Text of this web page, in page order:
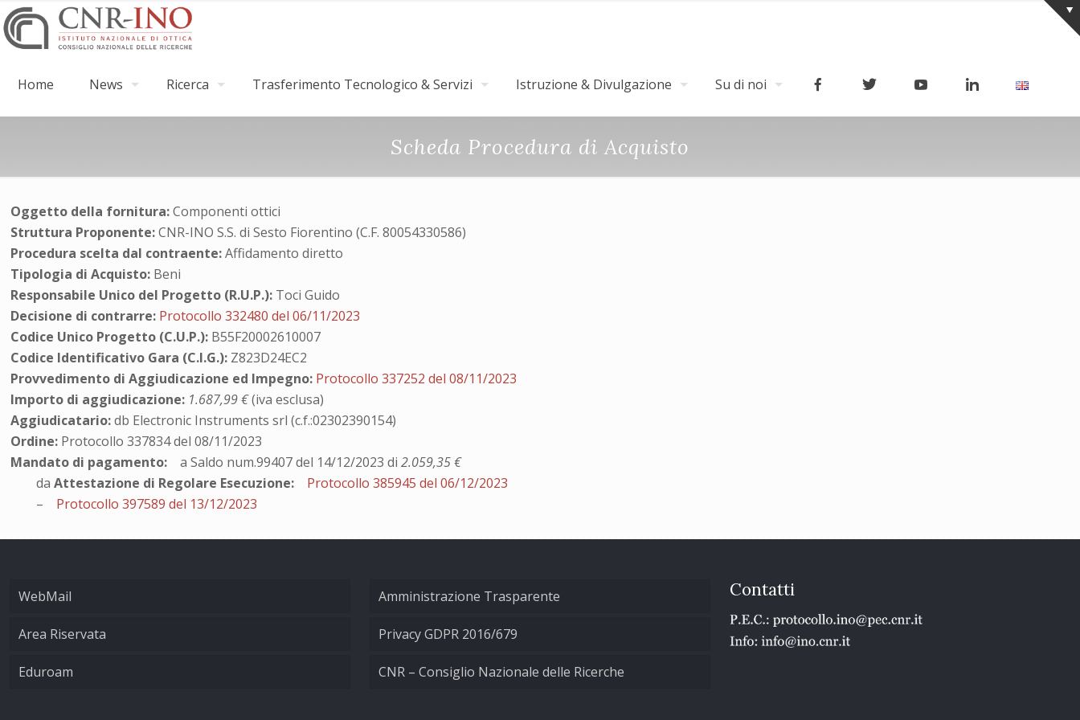
Home News Ricerca Trasferimento Tecnologico & Servizi Istruzione & Divulgazione Su di noi
Scheda Procedura di Acquisto
Oggetto della fornitura:Componenti ottici
Struttura Proponente:CNR-INO S.S. di Sesto Fiorentino (C.F. 80054330586)
Procedura scelta dal contraente:Affidamento diretto
Tipologia di Acquisto: Beni
Responsabile Unico del Progetto (R.U.P.): Toci Guido
Decisione di contrarre: Protocollo 332480 del 06/11/2023
Codice Unico Progetto (C.U.P.): B55F20002610007
Codice Identificativo Gara (C.I.G.): Z823D24EC2
Provvedimento di Aggiudicazione ed Impegno: Protocollo 337252 del 08/11/2023
Importo di aggiudicazione: 1.687,99 €(iva esclusa)
Aggiudicatario:db Electronic Instruments srl (c.f.:02302390154)
Ordine: Protocollo 337834 del 08/11/2023
Mandato di pagamento: a Saldo num.99407 del 14/12/2023 di2.059,35 €
daAttestazione di Regolare Esecuzione:
Protocollo 385945 del 06/12/2023
– Protocollo 397589 del 13/12/2023
WebMail
Area Riservata
Eduroam
Amministrazione Trasparente
Privacy GDPR 2016/679
CNR – Consiglio Nazionale delle Ricerche
Contatti